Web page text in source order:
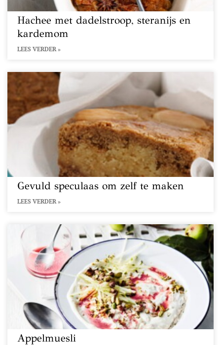
Hachee met dadelstroop, steranijs en
kardemom
LEES VERDER »
Gevuld speculaas om zelf te maken
LEES VERDER »
Appelmuesli